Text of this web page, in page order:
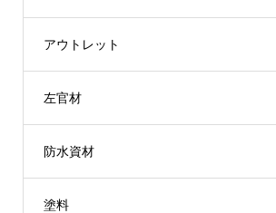
アウトレット
左官材
防水資材
塗料